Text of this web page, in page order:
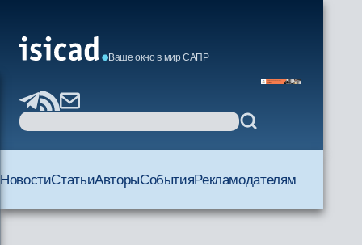
Ваше окно в мир САПР
НовостиСтатьиАвторыСобытияРекламодателям